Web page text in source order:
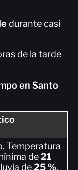
durante casi
de la tarde
en Santo
Temperatura
de21
de25 %.